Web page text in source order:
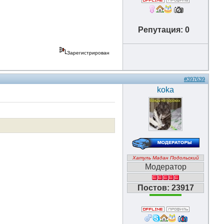
Репутация: 0
Зарегистрирован
#397639
koka
Хатуль Мадан Подольский
Модератор
Постов: 23917